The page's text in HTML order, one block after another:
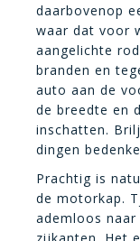
daarbovenop
waar dat voor
aangelichte
branden en
auto aan de
de breedte en
inschatten.
dingen
Prachtig is
de motorkap.
ademloos